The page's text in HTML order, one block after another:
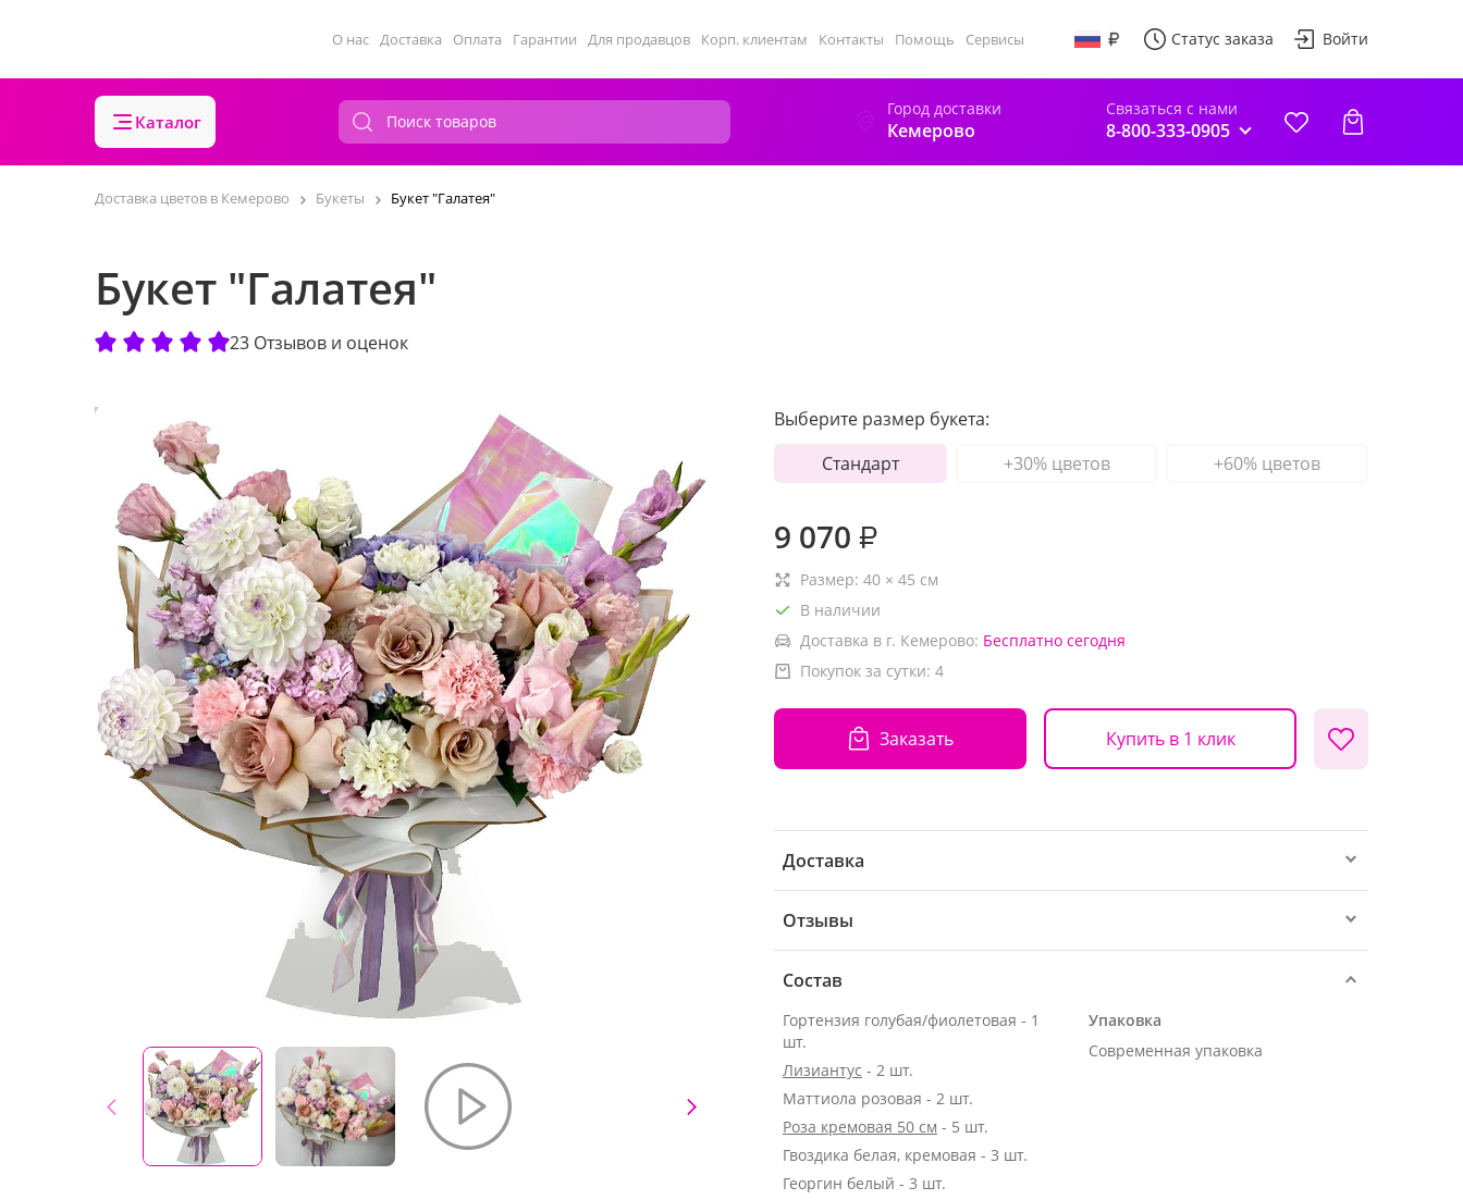
О нас Доставка Оплата Гарантии Для продавцов Корп. клиентам Контакты Помощь Сервисы Статус заказа Войти
Каталог
Город доставки
Кемерово
Связаться с нами
8-800-333-0905
Доставка цветов в Кемерово Букеты Букет "Галатея"
Букет "Галатея"
23 Отзывов и оценок
Выберите размер букета:
Стандарт
+30% цветов +60% цветов
9 070 ₽
Размер: 40 × 45 см
В наличии
Доставка в г. Кемерово: Бесплатно сегодня
Покупок за сутки: 4
Заказать Купить в 1 клик
Доставка
Отзывы
Состав
Гортензия голубая/фиолетовая - 1
шт.
Лизиантус - 2 шт.
Маттиола розовая - 2 шт.
Роза кремовая 50 см - 5 шт.
Гвоздика белая, кремовая - 3 шт.
Георгин белый - 3 шт.
Упаковка
Современная упаковка